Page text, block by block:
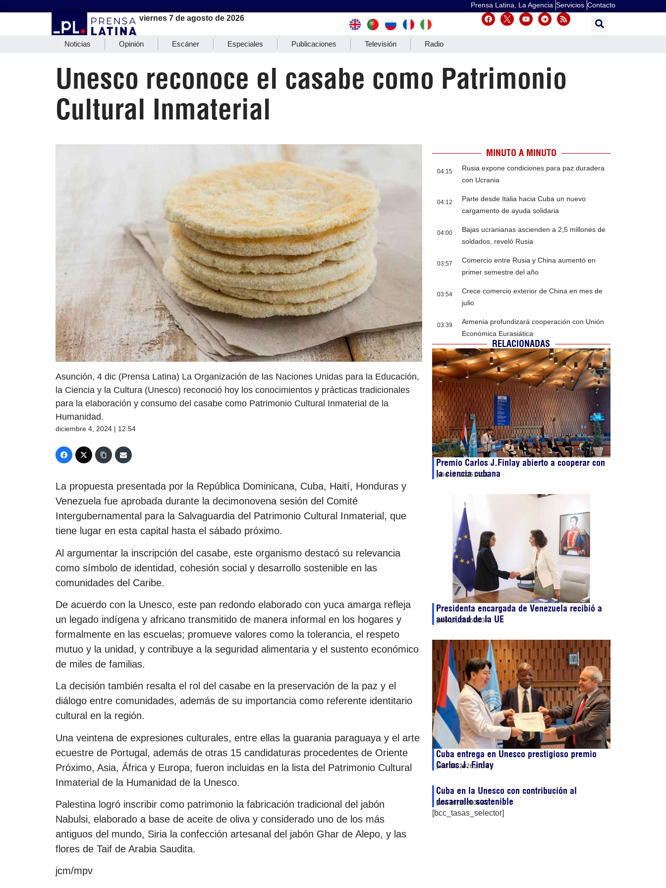
Prensa Latina, La Agencia Servicios Contacto
viernes 7 de agosto de 2026
Noticias Opinión Escáner Especiales Publicaciones Televisión Radio
Unesco reconoce el casabe como Patrimonio
Cultural Inmaterial
Asunción, 4 dic (Prensa Latina) La Organización de las Naciones Unidas para la Educación,
la Ciencia y la Cultura (Unesco) reconoció hoy los conocimientos y prácticas tradicionales
para la elaboración y consumo del casabe como Patrimonio Cultural Inmaterial de la
Humanidad.
diciembre 4, 2024 | 12:54
La propuesta presentada por la República Dominicana, Cuba, Haití, Honduras y
Venezuela fue aprobada durante la decimonovena sesión del Comité
Intergubernamental para la Salvaguardia del Patrimonio Cultural Inmaterial, que
tiene lugar en esta capital hasta el sábado próximo.
Al argumentar la inscripción del casabe, este organismo destacó su relevancia
como símbolo de identidad, cohesión social y desarrollo sostenible en las
comunidades del Caribe.
De acuerdo con la Unesco, este pan redondo elaborado con yuca amarga refleja
un legado indígena y africano transmitido de manera informal en los hogares y
formalmente en las escuelas; promueve valores como la tolerancia, el respeto
mutuo y la unidad, y contribuye a la seguridad alimentaria y el sustento económico
de miles de familias.
La decisión también resalta el rol del casabe en la preservación de la paz y el
diálogo entre comunidades, además de su importancia como referente identitario
cultural en la región.
Una veintena de expresiones culturales, entre ellas la guarania paraguaya y el arte
ecuestre de Portugal, además de otras 15 candidaturas procedentes de Oriente
Próximo, Asia, África y Europa, fueron incluidas en la lista del Patrimonio Cultural
Inmaterial de la Humanidad de la Unesco.
Palestina logró inscribir como patrimonio la fabricación tradicional del jabón
Nabulsi, elaborado a base de aceite de oliva y considerado uno de los más
antiguos del mundo, Siria la confección artesanal del jabón Ghar de Alepo, y las
flores de Taif de Arabia Saudita.
jcm/mpv
MINUTO A MINUTO
04:15
Rusia expone condiciones para paz duradera
con Ucrania
04:12
Parte desde Italia hacia Cuba un nuevo
cargamento de ayuda solidaria
04:00
Bajas ucranianas ascienden a 2,5 millones de
soldados, reveló Rusia
03:57
Comercio entre Rusia y China aumentó en
primer semestre del año
03:54
Crece comercio exterior de China en mes de
julio
03:39
Armenia profundizará cooperación con Unión
Económica Eurasiática
RELACIONADAS
Premio Carlos J.Finlay abierto a cooperar con
la ciencia cubana
julio 17, 202614:21
Presidenta encargada de Venezuela recibió a
autoridad de la UE
julio 17, 202608:37
Cuba entrega en Unesco prestigioso premio
Carlos J. Finlay
julio 16, 202614:39
Cuba en la Unesco con contribución al
desarrollo sostenible
julio 16, 202606:42
[bcc_tasas_selector]